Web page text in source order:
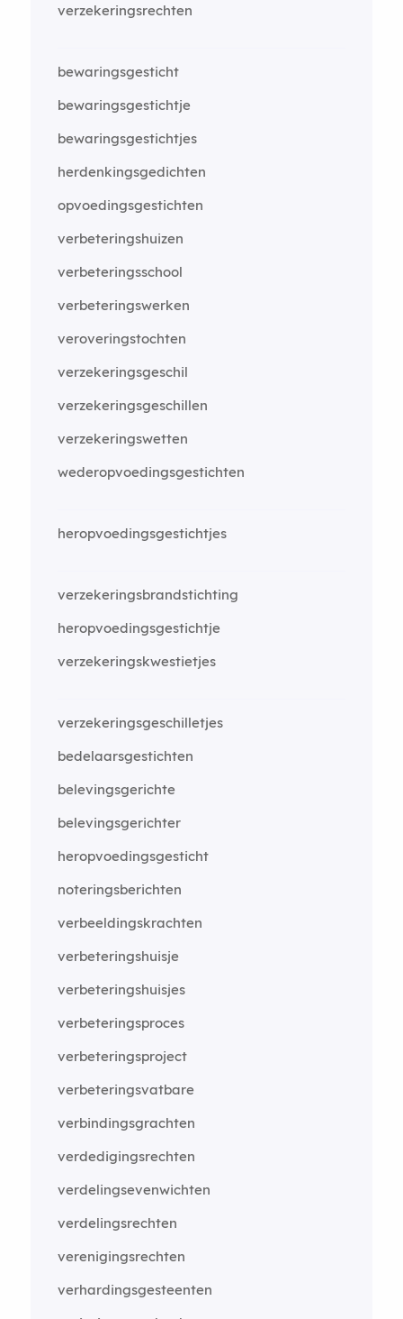
verzekeringsrechten
bewaringsgesticht
bewaringsgestichtje
bewaringsgestichtjes
herdenkingsgedichten
opvoedingsgestichten
verbeteringshuizen
verbeteringsschool
verbeteringswerken
veroveringstochten
verzekeringsgeschil
verzekeringsgeschillen
verzekeringswetten
wederopvoedingsgestichten
heropvoedingsgestichtjes
verzekeringsbrandstichting
heropvoedingsgestichtje
verzekeringskwestietjes
verzekeringsgeschilletjes
bedelaarsgestichten
belevingsgerichte
belevingsgerichter
heropvoedingsgesticht
noteringsberichten
verbeeldingskrachten
verbeteringshuisje
verbeteringshuisjes
verbeteringsproces
verbeteringsproject
verbeteringsvatbare
verbindingsgrachten
verdedigingsrechten
verdelingsevenwichten
verdelingsrechten
verenigingsrechten
verhardingsgesteenten